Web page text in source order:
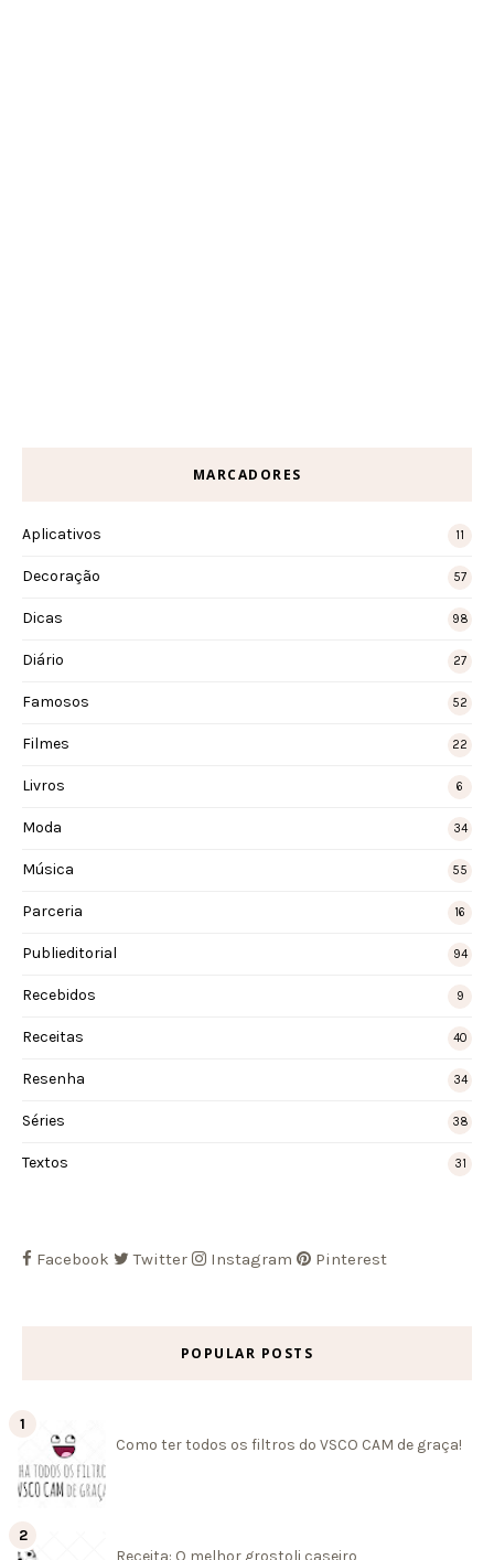
MARCADORES
Aplicativos 11
Decoração 57
Dicas 98
Diário 27
Famosos 52
Filmes 22
Livros 6
Moda 34
Música 55
Parceria 16
Publieditorial 94
Recebidos 9
Receitas 40
Resenha 34
Séries 38
Textos 31
Facebook Twitter Instagram Pinterest
POPULAR POSTS
Como ter todos os filtros do VSCO CAM de graça!